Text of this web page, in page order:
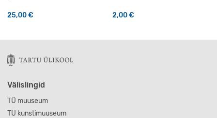
25,00€ 2,00€
Välislingid
TÜ muuseum
TÜ kunstimuuseum